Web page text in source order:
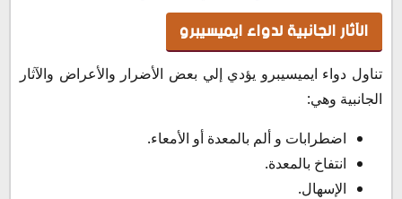
الآثار الجانبية لدواء ايميسيبرو
تناول دواء ايميسيبرو يؤدي إلي بعض الأضرار والأعراض والآثار
الجانبية وهي:
اضطرابات و ألم بالمعدة أو الأمعاء.
انتفاخ بالمعدة.
الإسهال.